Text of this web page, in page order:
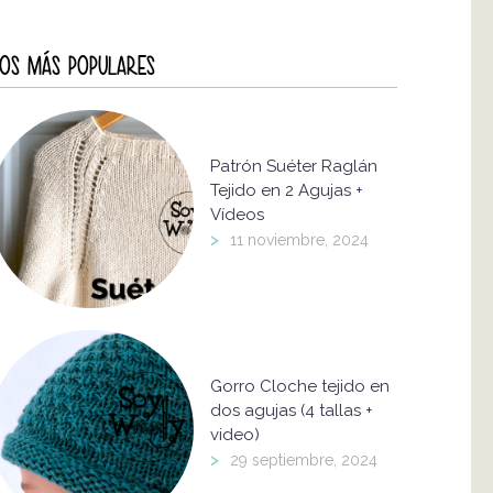
MÁS POPULARES
Patrón Suéter Raglán
Tejido en 2 Agujas +
Vídeos
> 11 noviembre, 2024
Gorro Cloche tejido en
dos agujas (4 tallas +
video)
> 29 septiembre, 2024